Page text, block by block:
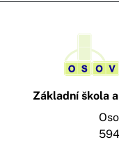
Základní škola